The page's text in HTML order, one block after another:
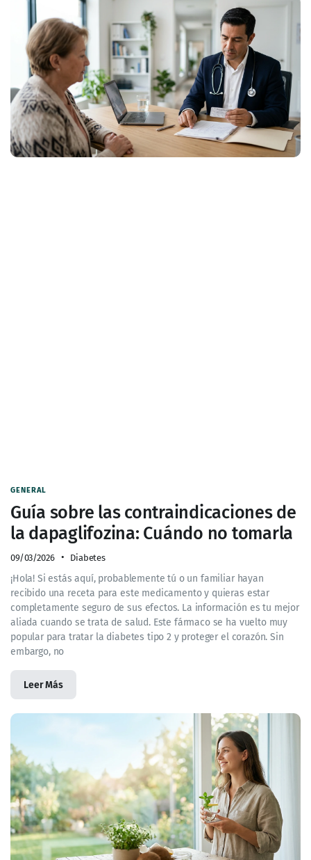
GENERAL
Guía sobre las contraindicaciones de
la dapaglifozina: Cuándo no tomarla
09/03/2026 Diabetes
¡Hola! Si estás aquí, probablemente tú o un familiar hayan
recibido una receta para este medicamento y quieras estar
completamente seguro de sus efectos. La información es tu mejor
aliada cuando se trata de salud. Este fármaco se ha vuelto muy
popular para tratar la diabetes tipo 2 y proteger el corazón. Sin
embargo, no
Leer Más